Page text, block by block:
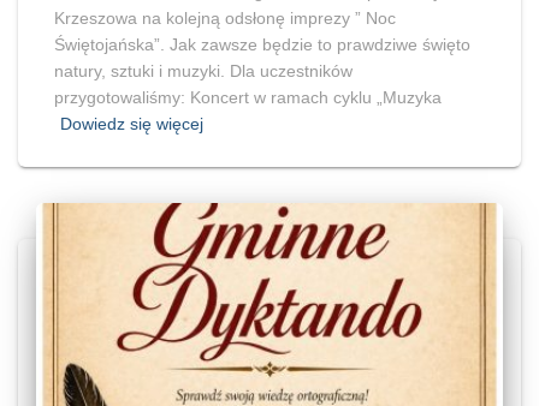
Krzeszowa na kolejną odsłonę imprezy ” Noc
Świętojańska”. Jak zawsze będzie to prawdziwe święto
natury, sztuki i muzyki. Dla uczestników
przygotowaliśmy: Koncert w ramach cyklu „Muzyka
Dowiedz się więcej